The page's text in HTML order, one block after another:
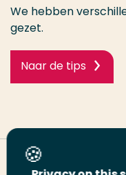
We hebben
gezet.
Naar de tips
Deel deze pagina